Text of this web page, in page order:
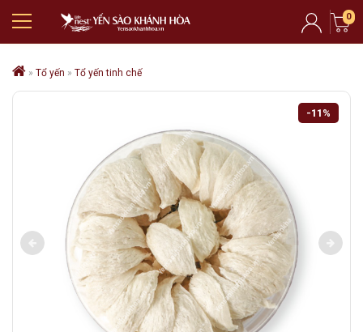
0
» Tổ yến » Tổ yến tinh chế
-11%